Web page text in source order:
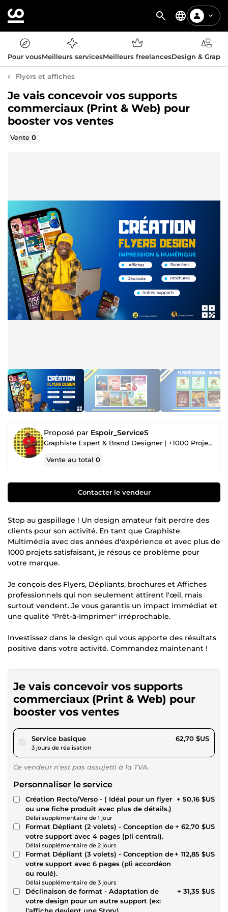
Pour vousMeilleurs servicesMeilleurs freelancesDesign &
Flyers et affiches
Je vais concevoir vos supports
commerciaux (Print & Web) pour
booster vos ventes
Vente0
Proposé par Espoir_ServiceS
Graphiste Expert & Brand Designer | +1000 Projets Réalisés
Vente au total0
Contacter le vendeur
Stop au gaspillage ! Un design amateur fait perdre des
clients pour son activité. En tant que Graphiste
Multimédia avec des années d'expérience et avec plus de
1000 projets satisfaisant, je résous ce problème pour
votre marque.
Je conçois des Flyers, Dépliants, brochures et Affiches
professionnels qui non seulement attirent l'œil, mais
surtout vendent. Je vous garantis un impact immédiat et
une qualité "Prêt-à-Imprimer" irréprochable.
Investissez dans le design qui vous apporte des résultats
positive dans votre activité. Commandez maintenant !
Je vais concevoir vos supports
commerciaux (Print & Web) pour
booster vos ventes
Service basiquepour 57,79 $US
3 jours de réalisation
62,70 $US
Ce vendeur n’est pas assujetti à la TVA.
Personnaliser le service
Création Recto/Verso - ( Idéal pour un flyer
ou une fiche produit avec plus de détails.)
Délai supplémentaire de 1 jour
+ 50,16 $US
Format Dépliant (2 volets) - Conception de
votre support avec 4 pages (pli central).
Délai supplémentaire de 2 jours
+ 62,70 $US
Format Dépliant (3 volets) - Conception de
votre support avec 6 pages (pli accordéon
ou roulé).
Délai supplémentaire de 3 jours
+ 112,85 $US
Déclinaison de format - Adaptation de
votre design pour un autre support (ex:
+ 31,35 $US